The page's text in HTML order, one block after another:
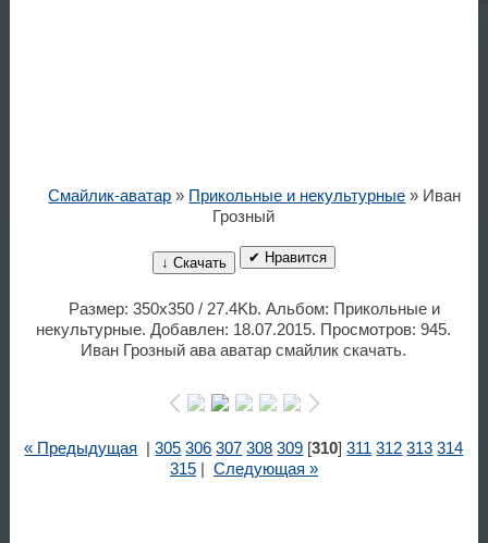
Смайлик-аватар » Прикольные и некультурные » Иван
Грозный
↓ Скачать ✔ Нравится
Размер: 350x350 / 27.4Kb. Альбом: Прикольные и
некультурные. Добавлен: 18.07.2015. Просмотров: 945.
Иван Грозный ава аватар смайлик скачать.
« Предыдущая |305 306 307 308 309 [310]311 312 313 314
315| Следующая »